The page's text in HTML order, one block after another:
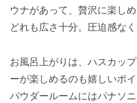
ウナがあって、贅沢に楽しめ
どれも広さ十分。圧迫感な
お風呂上がりは、ハスカッ
ーが楽しめるのも嬉しいポイ
パウダールームにはパナソ